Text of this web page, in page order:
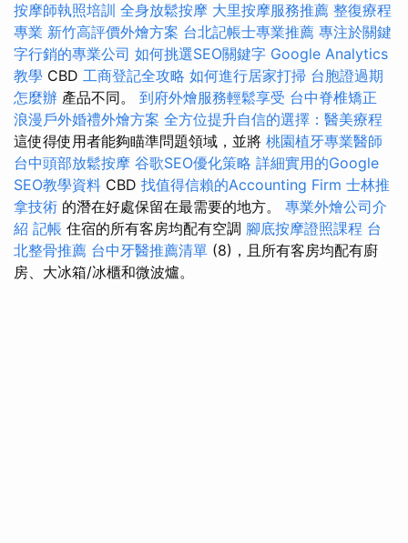
按摩師執照培訓 全身放鬆按摩 大里按摩服務推薦 整復療程
專業 新竹高評價外燴方案 台北記帳士專業推薦 專注於關鍵
字行銷的專業公司 如何挑選SEO關鍵字 Google Analytics
教學 CBD 工商登記全攻略 如何進行居家打掃 台胞證過期
怎麼辦 產品不同。 到府外燴服務輕鬆享受 台中脊椎矯正
浪漫戶外婚禮外燴方案 全方位提升自信的選擇：醫美療程
這使得使用者能夠瞄準問題領域，並將 桃園植牙專業醫師
台中頭部放鬆按摩 谷歌SEO優化策略 詳細實用的Google
SEO教學資料 CBD 找值得信賴的Accounting Firm 士林推
拿技術 的潛在好處保留在最需要的地方。 專業外燴公司介
紹 記帳 住宿的所有客房均配有空調 腳底按摩證照課程 台
北整骨推薦 台中牙醫推薦清單 (8)，且所有客房均配有廚
房、大冰箱/冰櫃和微波爐。